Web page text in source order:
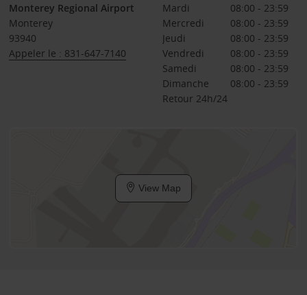
Monterey Regional Airport
Monterey
93940
Appeler le : 831-647-7140
Mardi
08:00 - 23:59
Mercredi
08:00 - 23:59
Jeudi
08:00 - 23:59
Vendredi
08:00 - 23:59
Samedi
08:00 - 23:59
Dimanche
08:00 - 23:59
Retour 24h/24
View Map